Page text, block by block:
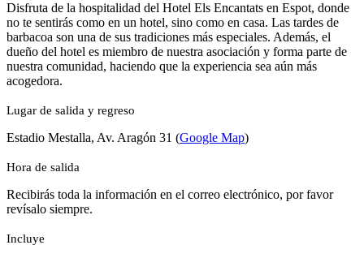
Disfruta de la hospitalidad del Hotel Els Encantats en Espot, donde
no te sentirás como en un hotel, sino como en casa. Las tardes de
barbacoa son una de sus tradiciones más especiales. Además, el
dueño del hotel es miembro de nuestra asociación y forma parte de
nuestra comunidad, haciendo que la experiencia sea aún más
acogedora.
Lugar de salida y regreso
Estadio Mestalla, Av. Aragón 31 (Google Map)
Hora de salida
Recibirás toda la información en el correo electrónico, por favor
revísalo siempre.
Incluye